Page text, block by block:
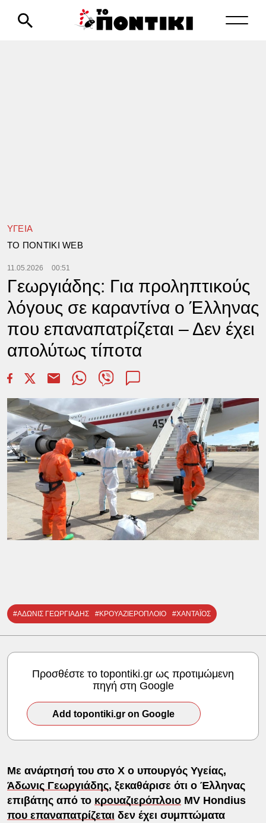
ΥΓΕΙΑ
TΟ ΠΟΝΤΙΚΙ WEB
11.05.2026 00:51
Γεωργιάδης: Για προληπτικούς
λόγους σε καραντίνα ο Έλληνας
που επαναπατρίζεται – Δεν έχει
απολύτως τίποτα
#ΑΔΩΝΙΣ ΓΕΩΡΓΙΑΔΗΣ #ΚΡΟΥΑΖΙΕΡΟΠΛΟΙΟ #ΧΑΝΤΑΪΟΣ
Προσθέστε το topontiki.gr ως προτιμώμενη
πηγή στη Google
Add topontiki.gr on Google
Με ανάρτησή του στο Χ ο υπουργός Υγείας,
Άδωνις Γεωργιάδης, ξεκαθάρισε ότι ο Έλληνας
επιβάτης από το κρουαζιερόπλοιοMV Hondius
που επαναπατρίζεται δεν έχει συμπτώματα